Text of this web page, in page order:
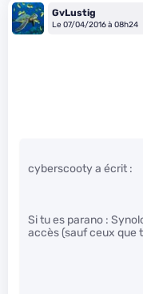
GvLustig
Le 07/04/2016 à 08h24
cyberscooty a écrit :
Si tu es parano :
accès (sauf ceux que